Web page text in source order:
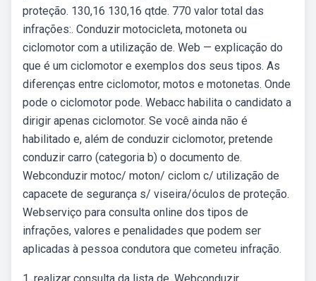
proteção. 130,16 130,16 qtde. 770 valor total das
infrações:. Conduzir motocicleta, motoneta ou
ciclomotor com a utilização de. Web — explicação do
que é um ciclomotor e exemplos dos seus tipos. As
diferenças entre ciclomotor, motos e motonetas. Onde
pode o ciclomotor pode. Webacc habilita o candidato a
dirigir apenas ciclomotor. Se você ainda não é
habilitado e, além de conduzir ciclomotor, pretende
conduzir carro (categoria b) o documento de.
Webconduzir motoc/ moton/ ciclom c/ utilização de
capacete de segurança s/ viseira/óculos de proteção.
Webserviço para consulta online dos tipos de
infrações, valores e penalidades que podem ser
aplicadas à pessoa condutora que cometeu infração.